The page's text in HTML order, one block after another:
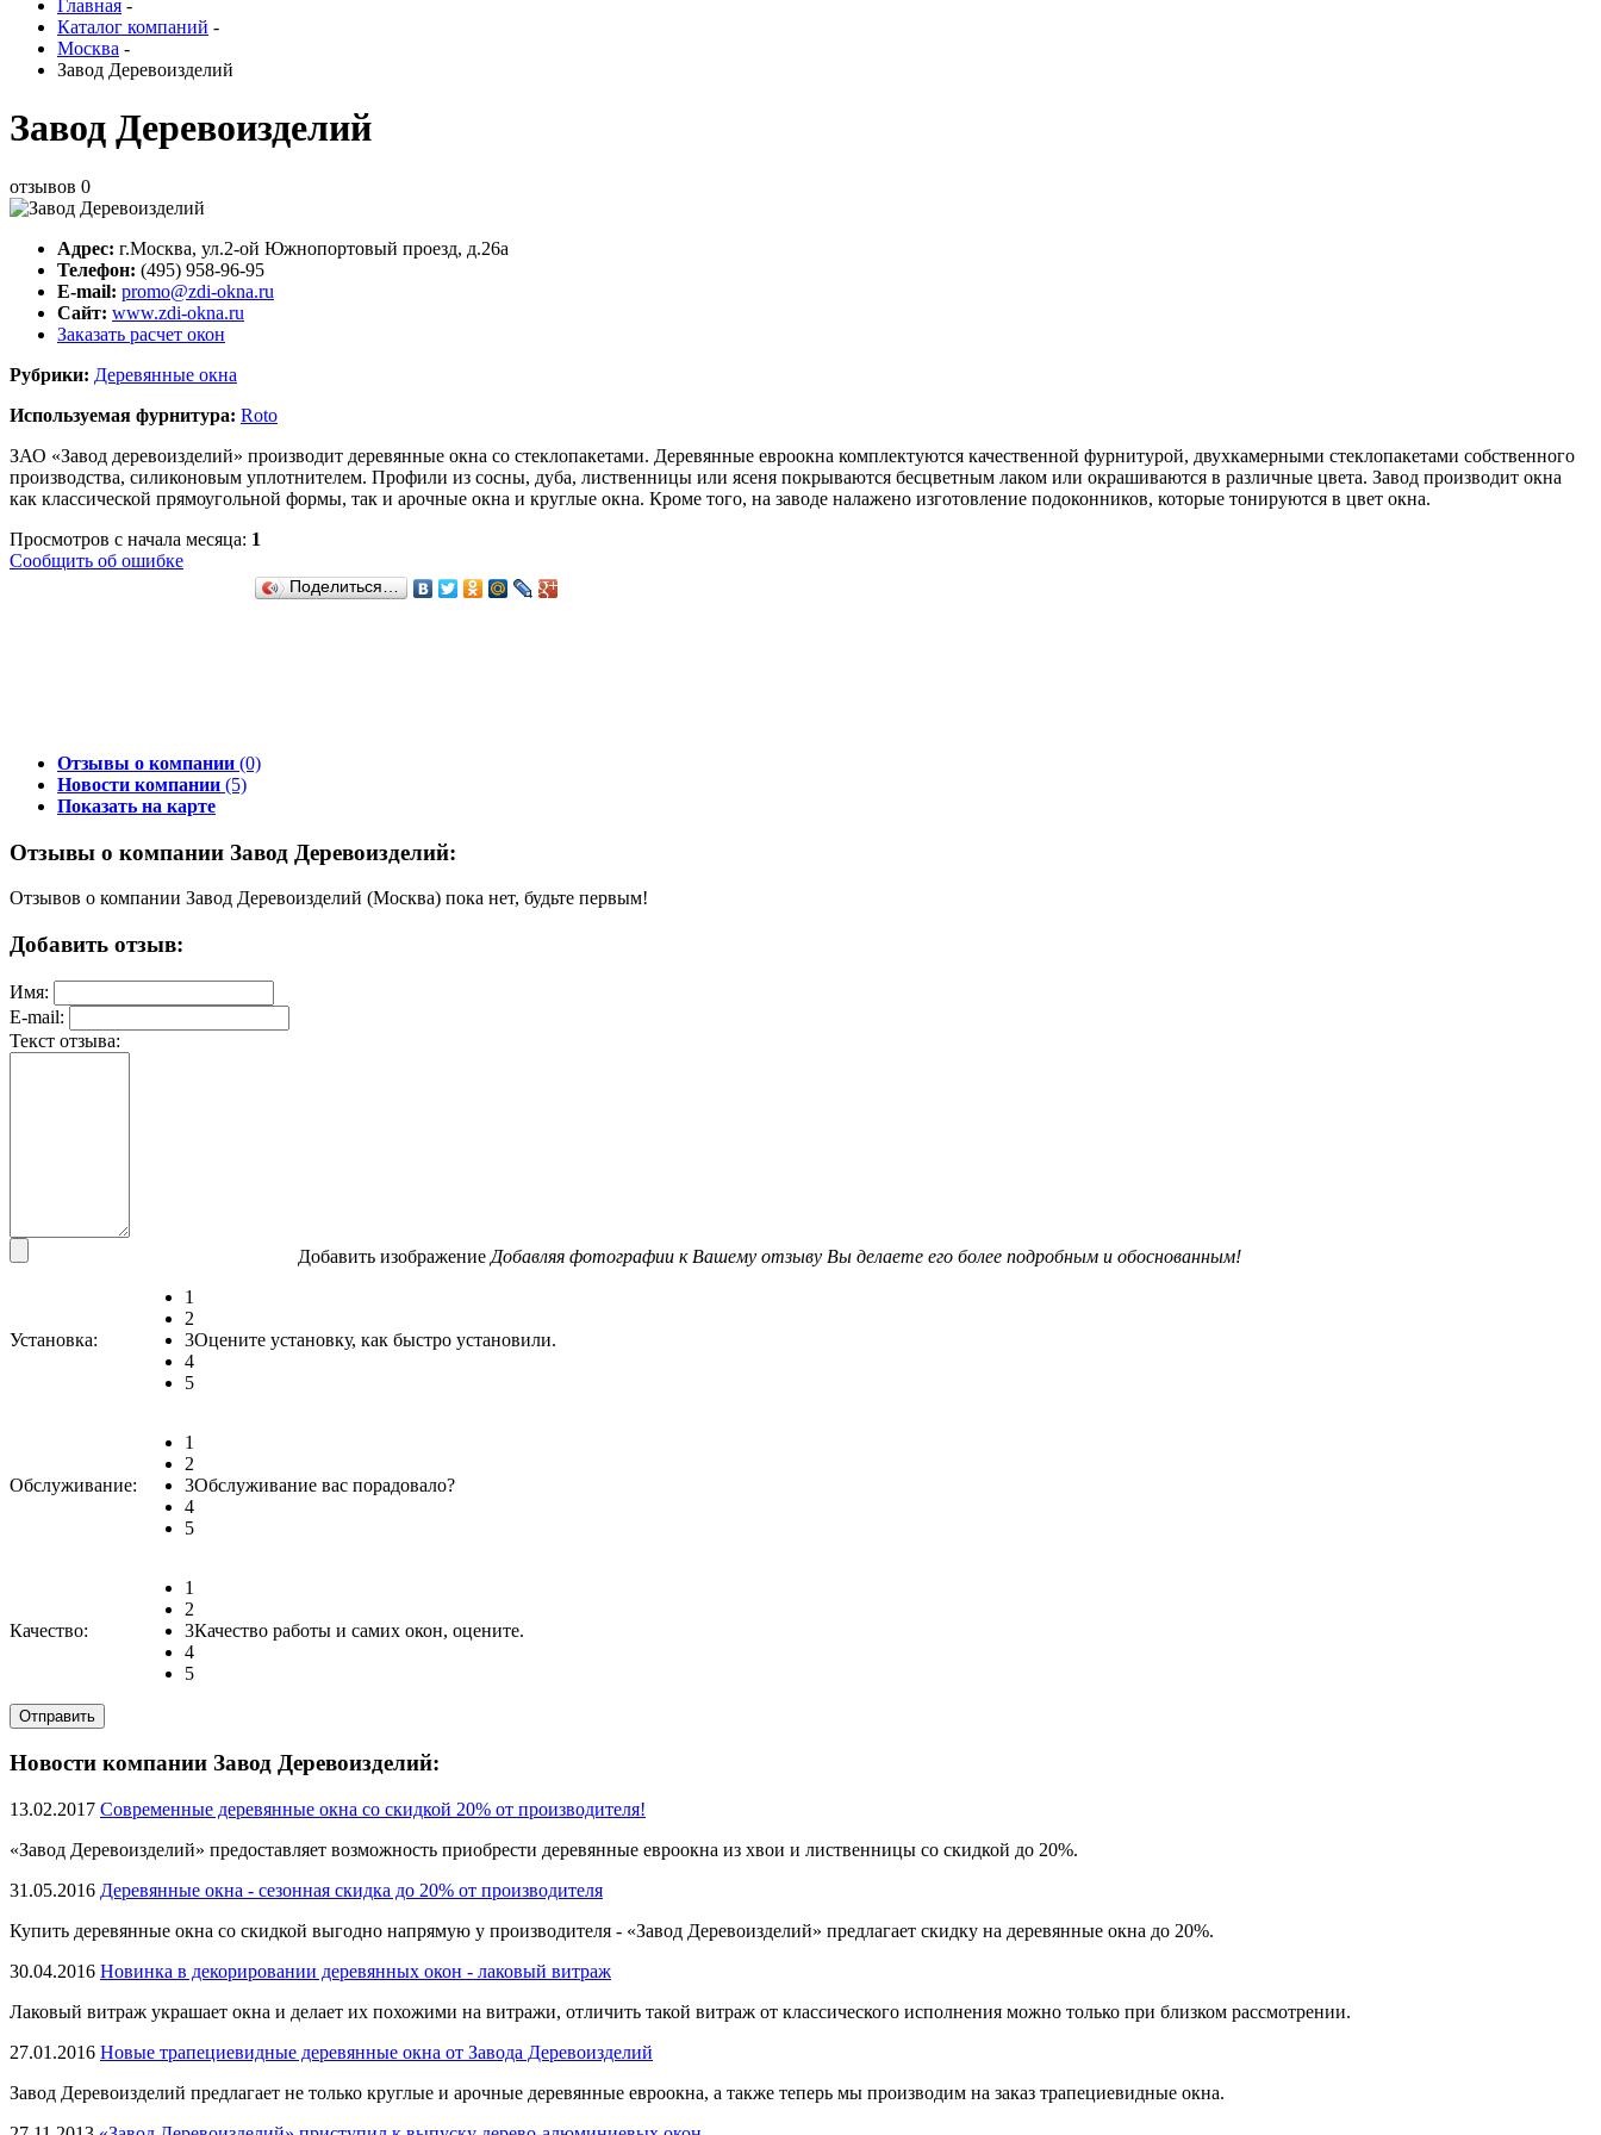
Главная -
Каталог компаний -
Москва -
Завод Деревоизделий
Завод Деревоизделий
отзывов 0
Адрес: г.Москва, ул.2-ой Южнопортовый проезд, д.26а
Телефон: (495) 958-96-95
E-mail: promo@zdi-okna.ru
Сайт: www.zdi-okna.ru
Заказать расчет окон
Рубрики: Деревянные окна
Используемая фурнитура: Roto
ЗАО «Завод деревоизделий» производит деревянные окна со стеклопакетами. Деревянные евроокна комплектуются качественной фурнитурой, двухкамерными стеклопакетами собственного
производства, силиконовым уплотнителем. Профили из сосны, дуба, лиственницы или ясеня покрываются бесцветным лаком или окрашиваются в различные цвета. Завод производит окна
как классической прямоугольной формы, так и арочные окна и круглые окна. Кроме того, на заводе налажено изготовление подоконников, которые тонируются в цвет окна.
Просмотров с начала месяца: 1
Сообщить об ошибке
Поделиться…
Отзывы о компании (0)
Новости компании (5)
Показать на карте
Отзывы о компании Завод Деревоизделий:
Отзывов о компании Завод Деревоизделий (Москва) пока нет, будьте первым!
Добавить отзыв:
Имя:
E-mail:
Текст отзыва:
Добавить изображение Добавляя фотографии к Вашему отзыву Вы делаете его более подробным и обоснованным!
Установка:
1
2
3
4
5
Оцените установку, как быстро установили.
Обслуживание:
1
2
3
4
5
Обслуживание вас порадовало?
Качество:
1
2
3
4
5
Качество работы и самих окон, оцените.
Новости компании Завод Деревоизделий:
13.02.2017 Современные деревянные окна со скидкой 20% от производителя!
«Завод Деревоизделий» предоставляет возможность приобрести деревянные евроокна из хвои и лиственницы со скидкой до 20%.
31.05.2016 Деревянные окна - сезонная скидка до 20% от производителя
Купить деревянные окна со скидкой выгодно напрямую у производителя - «Завод Деревоизделий» предлагает скидку на деревянные окна до 20%.
30.04.2016 Новинка в декорировании деревянных окон - лаковый витраж
Лаковый витраж украшает окна и делает их похожими на витражи, отличить такой витраж от классического исполнения можно только при близком рассмотрении.
27.01.2016 Новые трапециевидные деревянные окна от Завода Деревоизделий
Завод Деревоизделий предлагает не только круглые и арочные деревянные евроокна, а также теперь мы производим на заказ трапециевидные окна.